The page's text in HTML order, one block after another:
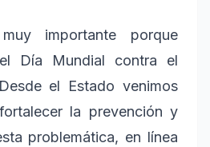
importante porque
el Día Mundial contra el
el Estado venimos
la prevención y
problemática, en línea